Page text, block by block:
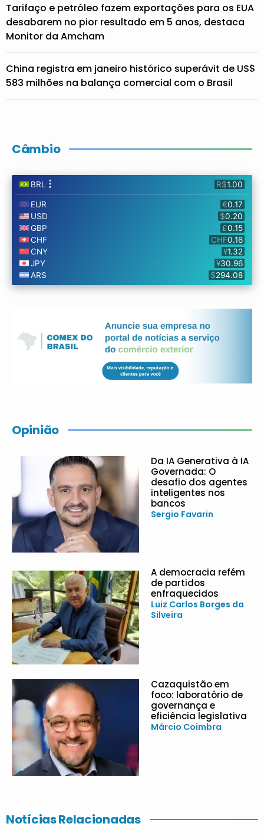
Tarifaço e petróleo fazem exportações para os EUA
desabarem no pior resultado em 5 anos, destaca
Monitor da Amcham
China registra em janeiro histórico superávit de US$
583 milhões na balança comercial com o Brasil
Câmbio
Opinião
Da IA Generativa à IA
Governada: O
desafio dos agentes
inteligentes nos
bancos
Sergio Favarin
A democracia refém
de partidos
enfraquecidos
Luiz Carlos Borges da
Silveira
Cazaquistão em
foco: laboratório de
governança e
eficiência legislativa
Márcio Coimbra
Notícias Relacionadas